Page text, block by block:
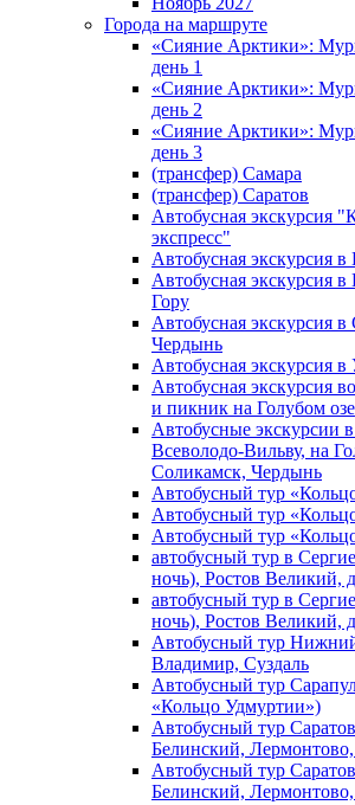
Города на маршруте
«Сияние Арктики»:
день 1
«Сияние Арктики»:
день 2
«Сияние Арктики»:
день 3
(трансфер) Самара
(трансфер) Саратов
Автобусная экскурсия
экспресс"
Автобусная экскурсия в
Автобусная экскурсия
Гору
Автобусная экскурсия
Чердынь
Автобусная экскурсия в
Автобусная экскурсия
и пикник на Голубом
Автобусные экскурсии
Всеволодо-Вильву, на
Соликамск, Чердынь
Автобусный тур
Автобусный тур
Автобусный тур
автобусный тур в
ночь), Ростов Великий,
автобусный тур в
ночь), Ростов Великий,
Автобусный тур
Владимир, Суздаль
Автобусный тур
«Кольцо Удмуртии»)
Автобусный тур
Белинский, Лермонтово,
Автобусный тур
Белинский, Лермонтово,